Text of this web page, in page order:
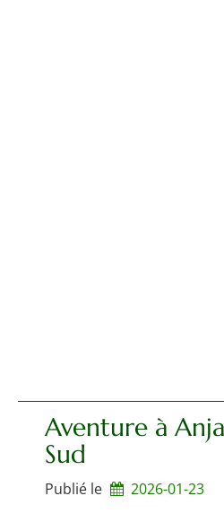
Aventure à
Sud
Publié le 2026-01-23